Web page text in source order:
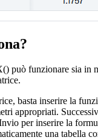
può funzionare sia in
basta inserire la
appropriati.
per inserire la
una tabella